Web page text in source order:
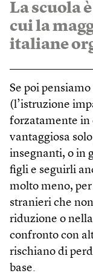
La scuola
cui la
italiane
Se poi
(l’istruzione
forzatamente in
vantaggiosa
insegnanti, o in
figli e seguirli
molto meno,
stranieri che
riduzione o
confronto con
rischiano di
base.